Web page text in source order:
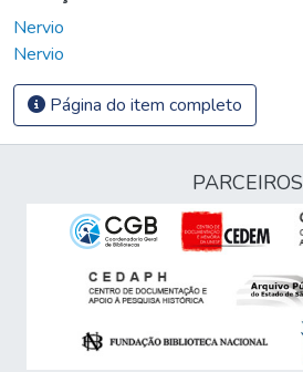
Nervio
Nervio
Página do item completo
PARCEIROS